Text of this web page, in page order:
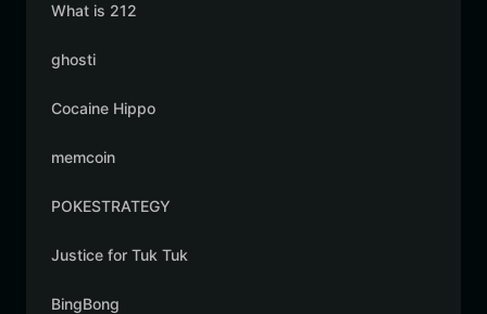
What is 212
ghosti
Cocaine Hippo
memcoin
POKESTRATEGY
Justice for Tuk Tuk
BingBong